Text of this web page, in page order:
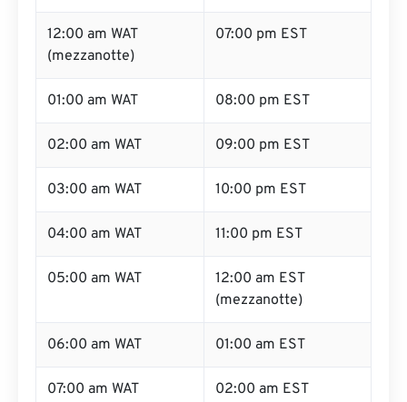
12:00 am WAT
(mezzanotte)
07:00 pm EST
01:00 am WAT 08:00 pm EST
02:00 am WAT 09:00 pm EST
03:00 am WAT 10:00 pm EST
04:00 am WAT 11:00 pm EST
05:00 am WAT
12:00 am EST
(mezzanotte)
06:00 am WAT 01:00 am EST
07:00 am WAT 02:00 am EST